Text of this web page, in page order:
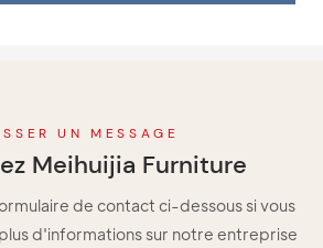
UN MESSAGE
Meihuijia Furniture
de contact ci-dessous si vous
d'informations sur notre entreprise